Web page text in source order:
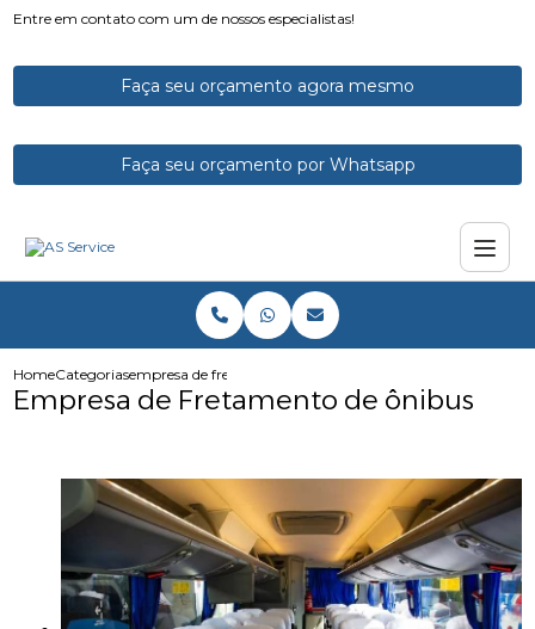
Entre em contato com um de nossos especialistas!
Faça seu orçamento agora mesmo
Faça seu orçamento por Whatsapp
HomeCategoriasempresa de fretamento de onibus
Empresa de Fretamento de ônibus